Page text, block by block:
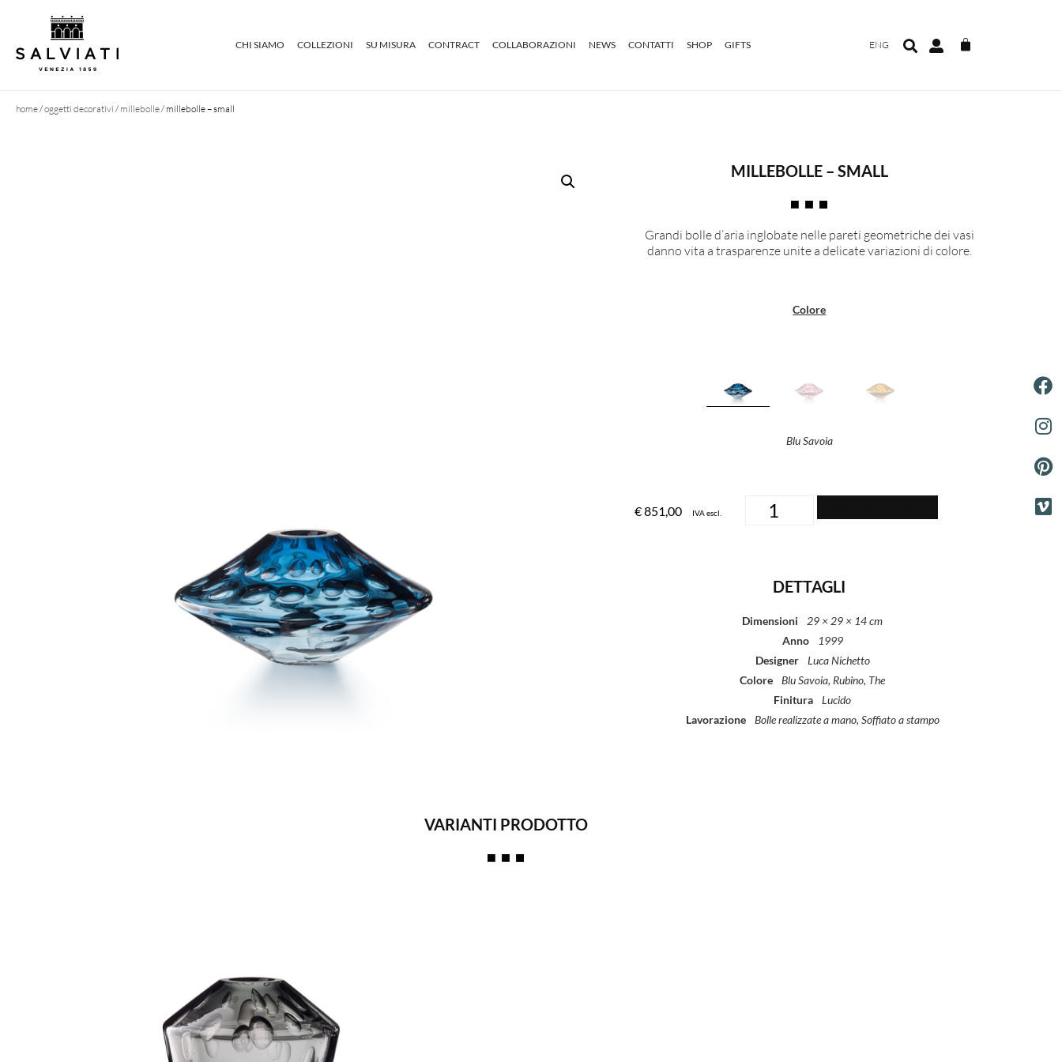
CHI SIAMO COLLEZIONI SU MISURA CONTRACT COLLABORAZIONI NEWS CONTATTI SHOP GIFTS ENG
home/oggetti decorativi / millebolle/ millebolle – small
MILLEBOLLE – SMALL
Grandi bolle d’aria inglobate nelle pareti geometriche dei vasi
danno vita a trasparenze unite a delicate variazioni di colore.
Colore
Blu Savoia
€851,00 IVA escl.
DETTAGLI
Dimensioni
29 × 29 × 14 cm
Anno
1999
Designer
Luca Nichetto
Colore
Blu Savoia, Rubino, The
Finitura
Lucido
Lavorazione
Bolle realizzate a mano, Soffiato a stampo
VARIANTI PRODOTTO